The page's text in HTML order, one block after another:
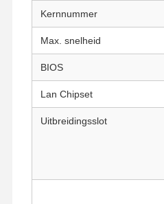
Kernnummer
Max. snelheid
BIOS
Lan Chipset
Uitbreidingsslot